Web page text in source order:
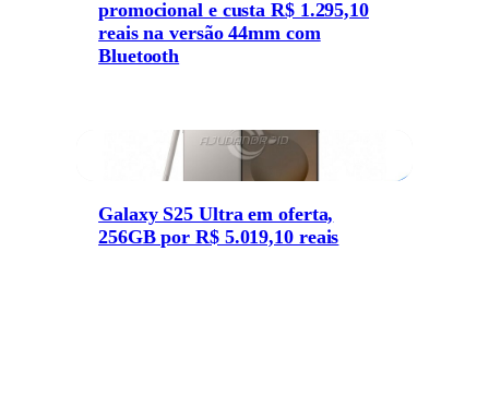
promocional e custa R$ 1.295,10
reais na versão 44mm com
Bluetooth
Galaxy S25 Ultra em oferta,
256GB por R$ 5.019,10 reais